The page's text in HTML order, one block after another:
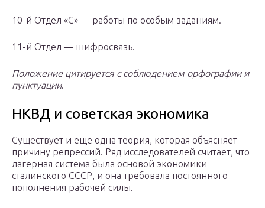
10-й Отдел «С» — работы по особым заданиям.
11-й Отдел — шифросвязь.
Положение цитируется с соблюдением орфографии и
пунктуации.
НКВД и советская экономика
Существует и еще одна теория, которая объясняет
причину репрессий. Ряд исследователей считает, что
лагерная система была основой экономики
сталинского СССР, и она требовала постоянного
пополнения рабочей силы.